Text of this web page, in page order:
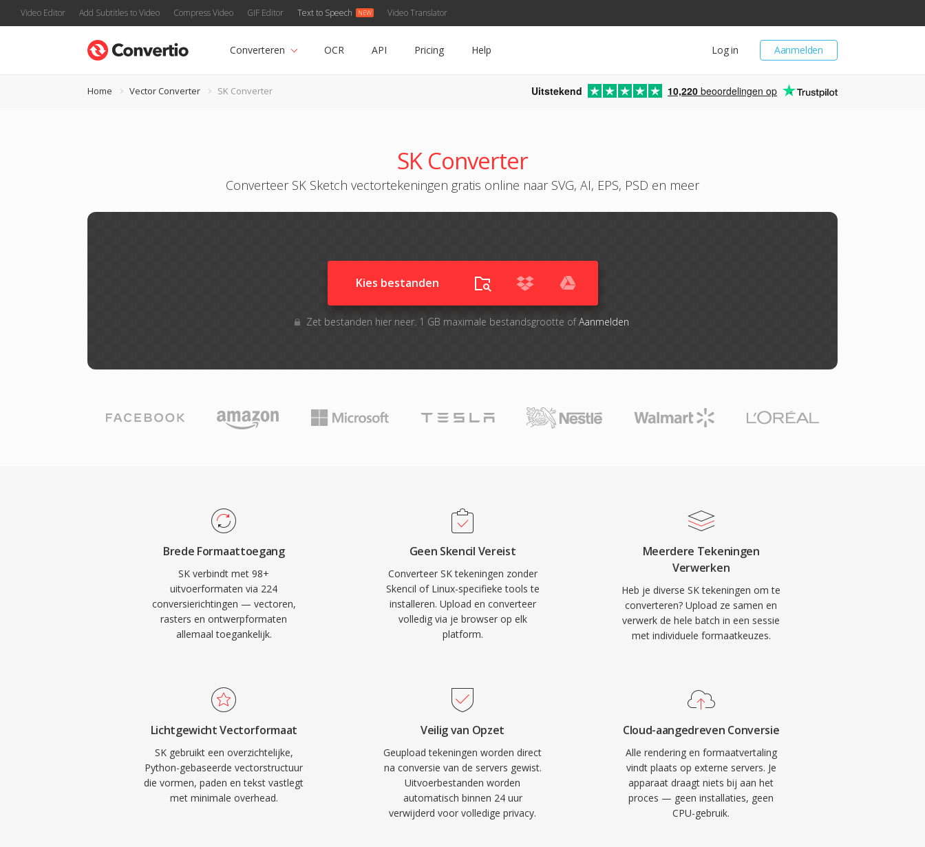
Video Editor Add Subtitles to Video Compress Video GIF Editor Text to Speech Video Translator
Aanmelden
Log in
Converteren OCR API Pricing Help
Home Vector Converter SK Converter Uitstekend 10,220 beoordelingen op
SK Converter
Converteer SK Sketch vectortekeningen gratis online naar SVG, AI, EPS, PSD en meer
Kies bestanden
Zet bestanden hier neer. 1 GB maximale bestandsgrootte ofAanmelden
Brede Formaattoegang
SK verbindt met 98+
uitvoerformaten via 224
conversierichtingen — vectoren,
rasters en ontwerpformaten
allemaal toegankelijk.
Geen Skencil Vereist
Converteer SK tekeningen zonder
Skencil of Linux-specifieke tools te
installeren. Upload en converteer
volledig via je browser op elk
platform.
Meerdere Tekeningen
Verwerken
Heb je diverse SK tekeningen om te
converteren? Upload ze samen en
verwerk de hele batch in een sessie
met individuele formaatkeuzes.
Lichtgewicht Vectorformaat
SK gebruikt een overzichtelijke,
Python-gebaseerde vectorstructuur
die vormen, paden en tekst vastlegt
met minimale overhead.
Veilig van Opzet
Geupload tekeningen worden direct
na conversie van de servers gewist.
Uitvoerbestanden worden
automatisch binnen 24 uur
verwijderd voor volledige privacy.
Cloud-aangedreven Conversie
Alle rendering en formaatvertaling
vindt plaats op externe servers. Je
apparaat draagt niets bij aan het
proces — geen installaties, geen
CPU-gebruik.